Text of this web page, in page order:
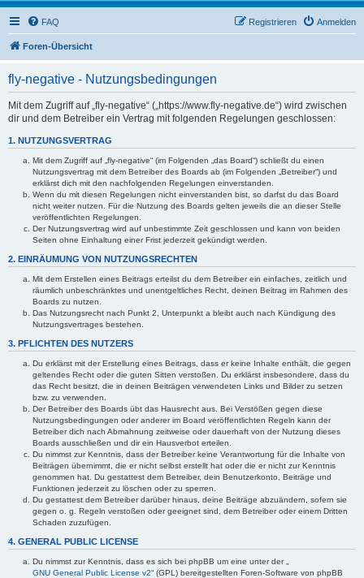
FAQ Anmelden
Registrieren
Foren-Übersicht
fly-negative - Nutzungsbedingungen
Mit dem Zugriff auf „fly-negative“ („https://www.fly-negative.de“) wird zwischen
dir und dem Betreiber ein Vertrag mit folgenden Regelungen geschlossen:
1. NUTZUNGSVERTRAG
Mit dem Zugriff auf „fly-negative“ (im Folgenden „das Board“) schließt du einen
Nutzungsvertrag mit dem Betreiber des Boards ab (im Folgenden „Betreiber“) und
erklärst dich mit den nachfolgenden Regelungen einverstanden.
Wenn du mit diesen Regelungen nicht einverstanden bist, so darfst du das Board
nicht weiter nutzen. Für die Nutzung des Boards gelten jeweils die an dieser Stelle
veröffentlichten Regelungen.
Der Nutzungsvertrag wird auf unbestimmte Zeit geschlossen und kann von beiden
Seiten ohne Einhaltung einer Frist jederzeit gekündigt werden.
2. EINRÄUMUNG VON NUTZUNGSRECHTEN
Mit dem Erstellen eines Beitrags erteilst du dem Betreiber ein einfaches, zeitlich und
räumlich unbeschränktes und unentgeltliches Recht, deinen Beitrag im Rahmen des
Boards zu nutzen.
Das Nutzungsrecht nach Punkt 2, Unterpunkt a bleibt auch nach Kündigung des
Nutzungsvertrages bestehen.
3. PFLICHTEN DES NUTZERS
Du erklärst mit der Erstellung eines Beitrags, dass er keine Inhalte enthält, die gegen
geltendes Recht oder die guten Sitten verstoßen. Du erklärst insbesondere, dass du
das Recht besitzt, die in deinen Beiträgen verwendeten Links und Bilder zu setzen
bzw. zu verwenden.
Der Betreiber des Boards übt das Hausrecht aus. Bei Verstößen gegen diese
Nutzungsbedingungen oder anderer im Board veröffentlichten Regeln kann der
Betreiber dich nach Abmahnung zeitweise oder dauerhaft von der Nutzung dieses
Boards ausschließen und dir ein Hausverbot erteilen.
Du nimmst zur Kenntnis, dass der Betreiber keine Verantwortung für die Inhalte von
Beiträgen übernimmt, die er nicht selbst erstellt hat oder die er nicht zur Kenntnis
genommen hat. Du gestattest dem Betreiber, dein Benutzerkonto, Beiträge und
Funktionen jederzeit zu löschen oder zu sperren.
Du gestattest dem Betreiber darüber hinaus, deine Beiträge abzuändern, sofern sie
gegen o. g. Regeln verstoßen oder geeignet sind, dem Betreiber oder einem Dritten
Schaden zuzufügen.
4. GENERAL PUBLIC LICENSE
Du nimmst zur Kenntnis, dass es sich bei phpBB um eine unter der „
GNU General Public License v2“ (GPL) bereitgestellten Foren-Software von phpBB